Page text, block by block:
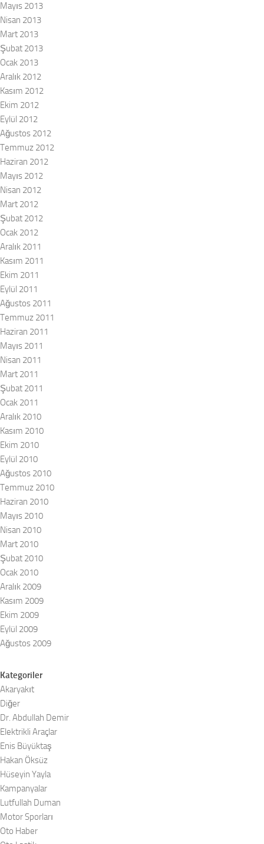
Mayıs 2013
Nisan 2013
Mart 2013
Şubat 2013
Ocak 2013
Aralık 2012
Kasım 2012
Ekim 2012
Eylül 2012
Ağustos 2012
Temmuz 2012
Haziran 2012
Mayıs 2012
Nisan 2012
Mart 2012
Şubat 2012
Ocak 2012
Aralık 2011
Kasım 2011
Ekim 2011
Eylül 2011
Ağustos 2011
Temmuz 2011
Haziran 2011
Mayıs 2011
Nisan 2011
Mart 2011
Şubat 2011
Ocak 2011
Aralık 2010
Kasım 2010
Ekim 2010
Eylül 2010
Ağustos 2010
Temmuz 2010
Haziran 2010
Mayıs 2010
Nisan 2010
Mart 2010
Şubat 2010
Ocak 2010
Aralık 2009
Kasım 2009
Ekim 2009
Eylül 2009
Ağustos 2009
Kategoriler
Akaryakıt
Diğer
Dr. Abdullah Demir
Elektrikli Araçlar
Enis Büyüktaş
Hakan Öksüz
Hüseyin Yayla
Kampanyalar
Lutfullah Duman
Motor Sporları
Oto Haber